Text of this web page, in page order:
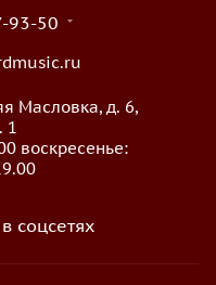
93-50
Масловка, д. 6,
1
воскресенье:
соцсетях